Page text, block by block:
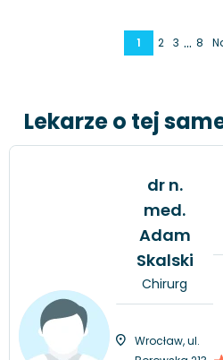
1 2 3 … 8
Lekarze o tej
dr n.
med.
Adam
Skalski
Chirurg
Wrocław, ul.